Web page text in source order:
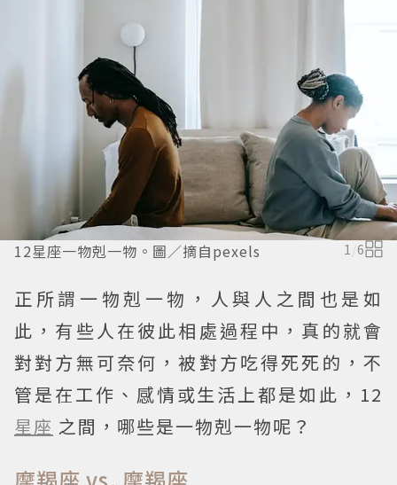
12星座一物剋一物。圖／摘自pexels 1/6
正所謂一物剋一物，人與人之間也是如
此，有些人在彼此相處過程中，真的就會
對對方無可奈何，被對方吃得死死的，不
管是在工作、感情或生活上都是如此，12
星座 之間，哪些是一物剋一物呢？